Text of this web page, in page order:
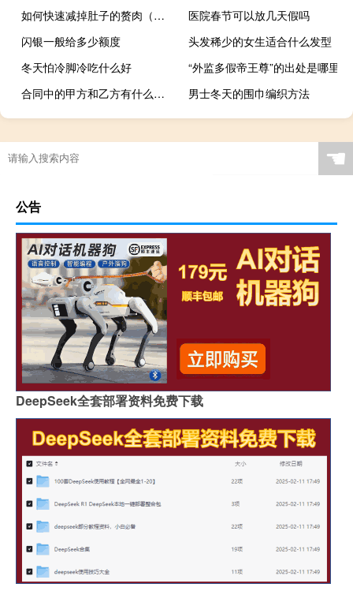
如何快速减掉肚子的赘肉（快速减掉肚子赘肉的方法）
医院春节可以放几天假吗
闪银一般给多少额度
头发稀少的女生适合什么发型
冬天怕冷脚冷吃什么好
“外监多假帝王尊”的出处是哪里
合同中的甲方和乙方有什么区别
男士冬天的围巾编织方法
☚
公告
DeepSeek全套部署资料免费下载